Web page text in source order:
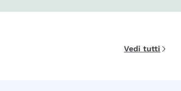
Vedi tutti